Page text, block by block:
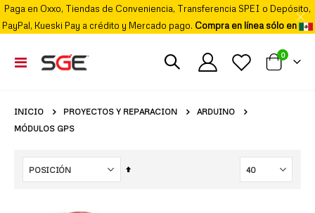
Paga en Oxxo, Tiendas de Conveniencia, Transferencia SPEI o Depósito,
PayPal, Kueski Pay a crédito y Mercado pago. Compra en línea sólo en
Cambiar
Nav
Mi carrito
0
INICIO PROYECTOS Y REPARACION
ARDUINO
MÓDULOS GPS
Fijar